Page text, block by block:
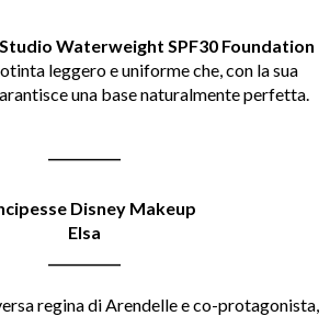
Studio Waterweight SPF30 Foundation
leggero e uniforme che, con la sua
una base naturalmente perfetta.
Disney Makeup
Elsa
regina di Arendelle e co-protagonista,